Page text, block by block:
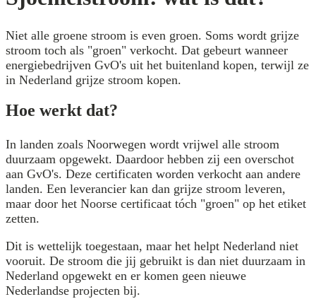
Niet alle groene stroom is even groen. Soms wordt grijze
stroom toch als "groen" verkocht. Dat gebeurt wanneer
energiebedrijven GvO's uit het buitenland kopen, terwijl ze
in Nederland grijze stroom kopen.
Hoe werkt dat?
In landen zoals Noorwegen wordt vrijwel alle stroom
duurzaam opgewekt. Daardoor hebben zij een overschot
aan GvO's. Deze certificaten worden verkocht aan andere
landen. Een leverancier kan dan grijze stroom leveren,
maar door het Noorse certificaat tóch "groen" op het etiket
zetten.
Dit is wettelijk toegestaan, maar het helpt Nederland niet
vooruit. De stroom die jij gebruikt is dan niet duurzaam in
Nederland opgewekt en er komen geen nieuwe
Nederlandse projecten bij.